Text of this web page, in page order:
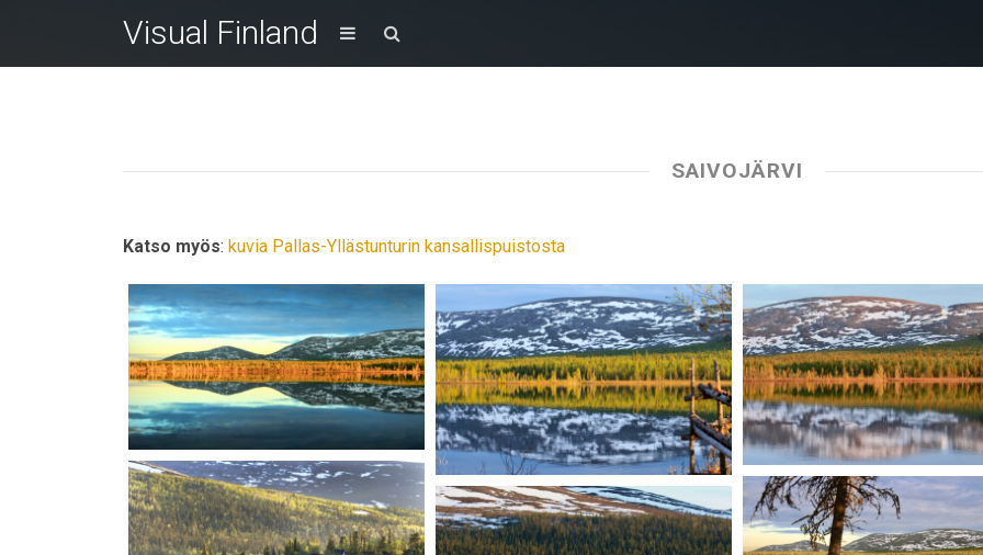
Visual Finland
SAIVOJÄRVI
Katso myös: kuvia Pallas-Yllästunturin kansallispuistosta